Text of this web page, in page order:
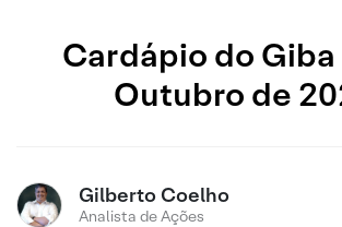
Cardápio do Giba
Outubro de
Gilberto Coelho
Analista de Ações